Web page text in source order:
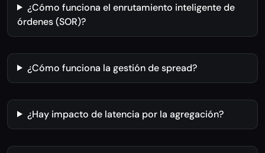
¿Cómo funciona el enrutamiento inteligente de
órdenes (SOR)?
¿Cómo funciona la gestión de spread?
¿Hay impacto de latencia por la agregación?